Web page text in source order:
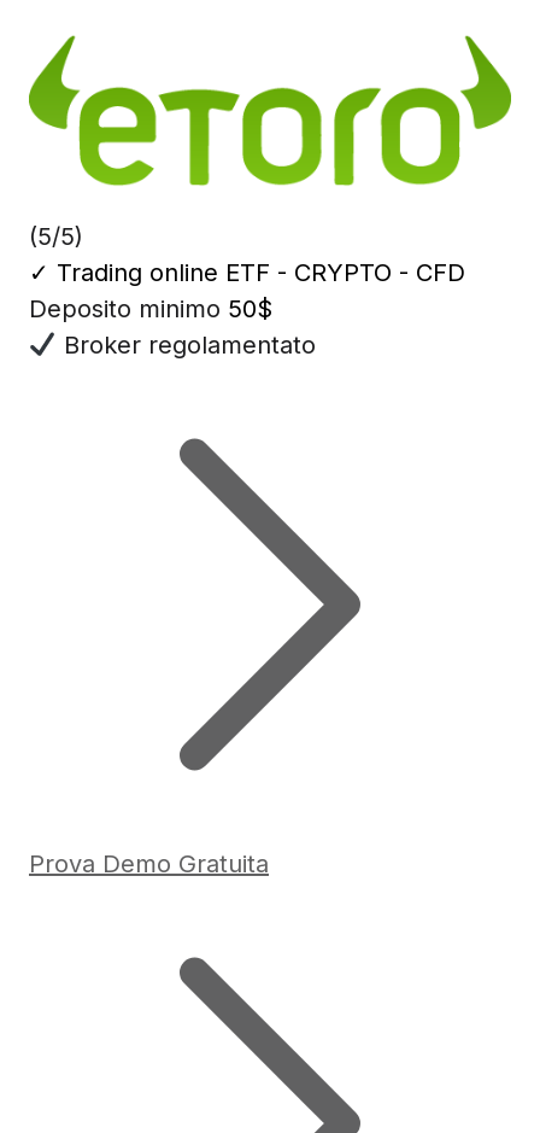
(5/5)
✓ Trading online ETF - CRYPTO - CFD
Deposito minimo 50$
Broker regolamentato
Prova Demo Gratuita